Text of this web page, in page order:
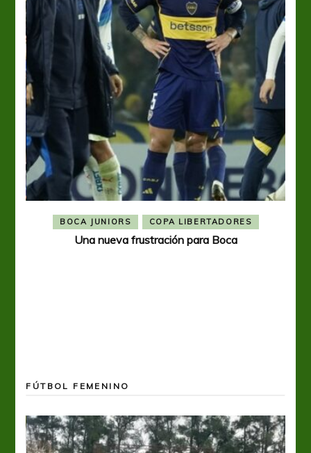
BOCA JUNIORS COPA LIBERTADORES
Una nueva frustración para Boca
FÚTBOL FEMENINO